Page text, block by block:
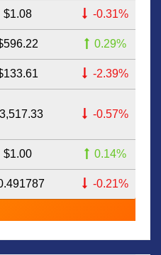
$1.08 -0.31%
0.29%
-2.39%
-0.57%
$1.00 0.14%
-0.21%